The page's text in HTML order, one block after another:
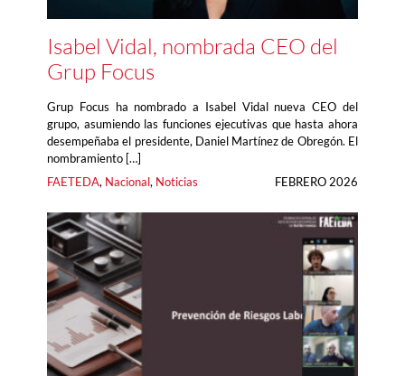
Isabel Vidal, nombrada CEO del
Grup Focus
Grup Focus ha nombrado a Isabel Vidal nueva CEO del
grupo, asumiendo las funciones ejecutivas que hasta ahora
desempeñaba el presidente, Daniel Martínez de Obregón. El
nombramiento […]
FAETEDA, Nacional, Noticias FEBRERO 2026